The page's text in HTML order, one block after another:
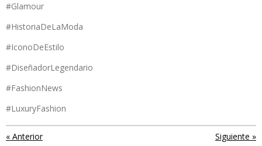
#Glamour
#HistoriaDeLaModa
#IconoDeEstilo
#DiseñadorLegendario
#FashionNews
#LuxuryFashion
« Anterior Siguiente »